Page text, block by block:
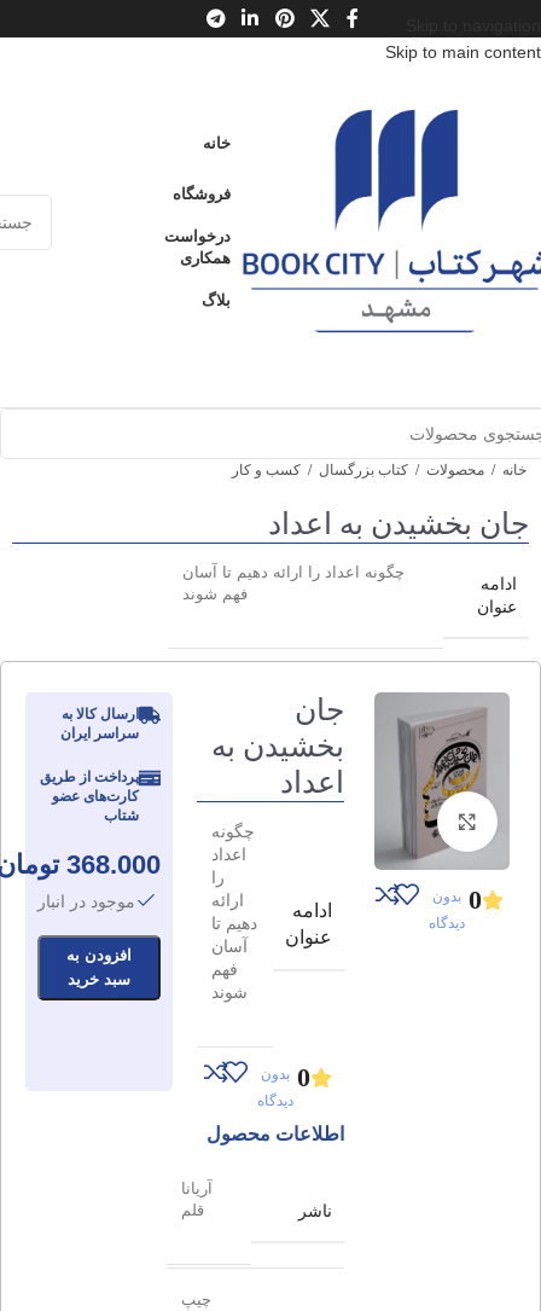
Skip to main content
خانه
فروشگاه
درخواست
همکاری
بلاگ
خانه / محصولات / کتاب بزرگسال / کسب و کار
جان بخشیدن به اعداد
ادامه
عنوان
چگونه اعداد را ارائه دهیم تا آسان
فهم شوند
برای بزرگنمایی کلیک کنید
0 بدون
دیدگاه
جان
بخشیدن به
اعداد
ادامه
عنوان
چگونه
اعداد
را
ارائه
دهیم تا
آسان
فهم
شوند
0 بدون
دیدگاه
اطلاعات محصول
ناشر
آریانا
قلم
چیپ
ارسال کالا به
سراسر ایران
پرداخت از طریق
کارت‌های عضو
شتاب
368.000
موجود در انبار
افزودن به
سبد خرید